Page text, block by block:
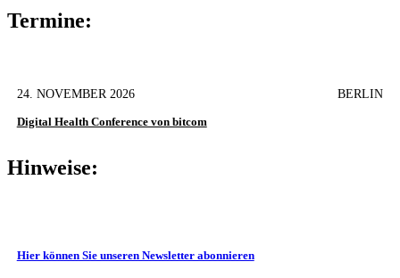
Termine:
24. NOVEMBER 2026 BERLIN
Digital Health Conference von bitcom
Hinweise:
Hier können Sie unseren Newsletter abonnieren